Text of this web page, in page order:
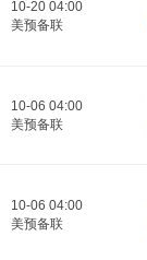
10-20 04:00
美预备联
10-06 04:00
美预备联
10-06 04:00
美预备联